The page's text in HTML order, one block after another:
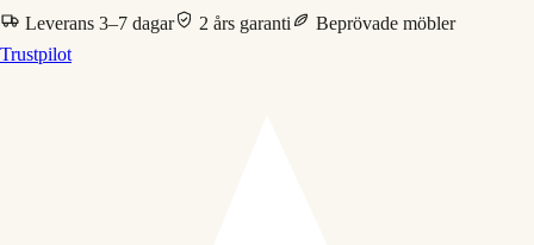
Leverans 3–7 dagar 2 års garanti
Beprövade möbler
Trustpilot